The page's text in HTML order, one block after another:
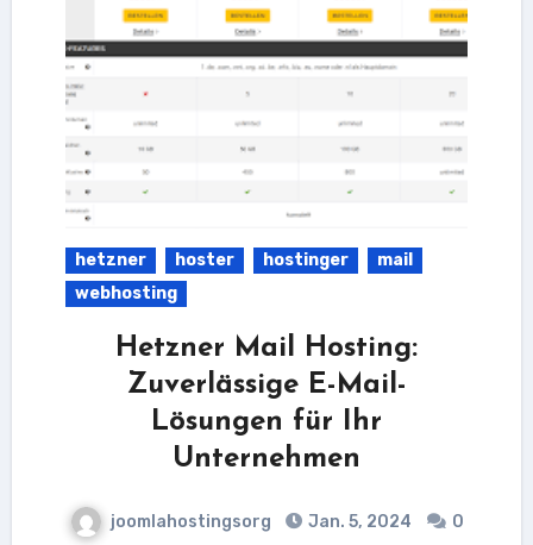
hetzner hoster hostinger
mail
webhosting
Hetzner Mail Hosting:
Zuverlässige E-Mail-
Lösungen für Ihr
Unternehmen
joomlahostingsorg Jan. 5, 2024
0